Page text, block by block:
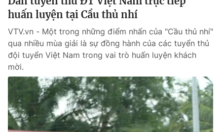
huấn luyện tại Cầu thủ nhí
VTV.vn - Một trong những điểm nhấn của "Cầu thủ nhí"
qua nhiều mùa giải là sự đồng hành của các tuyển thủ
đội tuyển Việt Nam trong vai trò huấn luyện khách
mời.